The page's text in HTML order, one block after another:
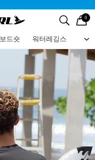
검색
0
보드숏 워터레깅스 비
메뉴